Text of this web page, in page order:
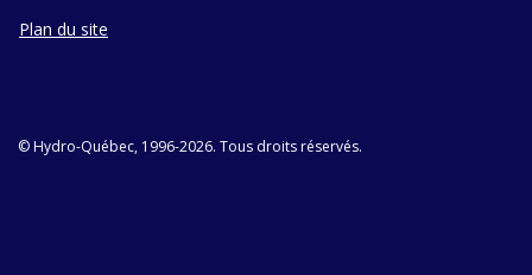
Plan du site
© Hydro-Québec, 1996-2026. Tous droits réservés.